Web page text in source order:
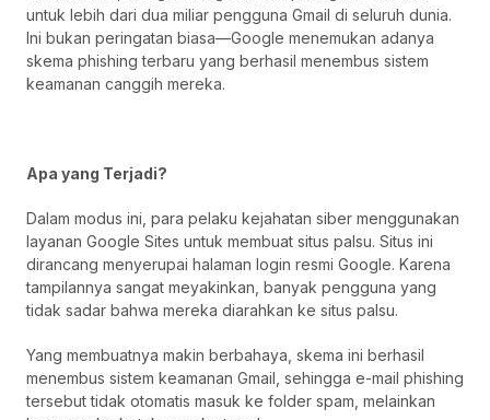
untuk lebih dari dua miliar pengguna Gmail di seluruh dunia.
Ini bukan peringatan biasa—Google menemukan adanya
skema phishing terbaru yang berhasil menembus sistem
keamanan canggih mereka.
Apa yang Terjadi?
Dalam modus ini, para pelaku kejahatan siber menggunakan
layanan Google Sites untuk membuat situs palsu. Situs ini
dirancang menyerupai halaman login resmi Google. Karena
tampilannya sangat meyakinkan, banyak pengguna yang
tidak sadar bahwa mereka diarahkan ke situs palsu.
Yang membuatnya makin berbahaya, skema ini berhasil
menembus sistem keamanan Gmail, sehingga e-mail phishing
tersebut tidak otomatis masuk ke folder spam, melainkan